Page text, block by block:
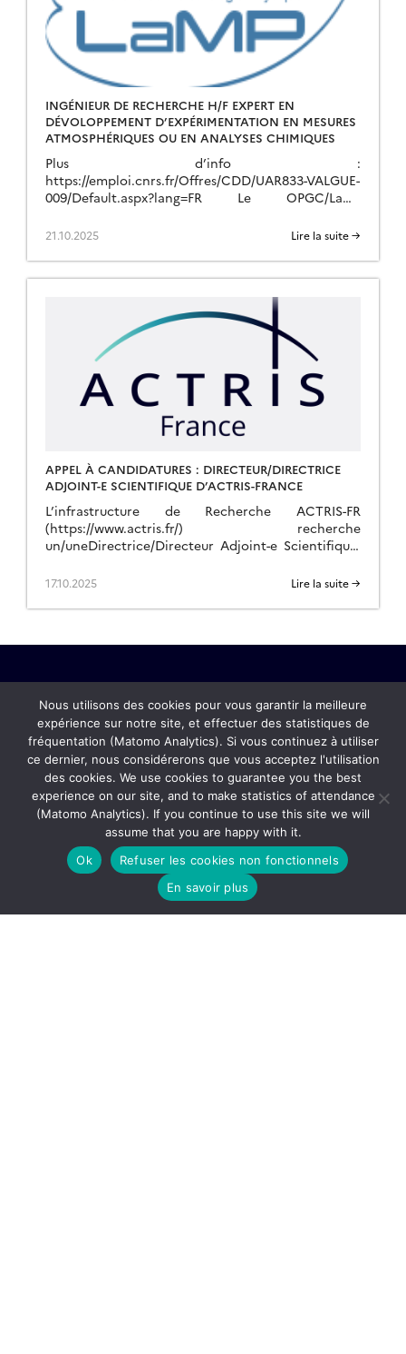
INGÉNIEUR DE RECHERCHE H/F EXPERT EN
DÉVOLOPPEMENT D’EXPÉRIMENTATION EN MESURES
ATMOSPHÉRIQUES OU EN ANALYSES CHIMIQUES
Plus d’info :
https://emploi.cnrs.fr/Offres/CDD/UAR833-VALGUE-
009/Default.aspx?lang=FR Le OPGC/LaMP
dévoloppement d’expérimentation en mesures
l’OPGC/LaMP pour un contrat de deux ans dans le
[…]
21.10.2025 Lire la suite →
APPEL À CANDIDATURES : DIRECTEUR/DIRECTRICE
ADJOINT-E SCIENTIFIQUE D’ACTRIS-FRANCE
L’infrastructure de Recherche ACTRIS-FR
(https://www.actris.fr/) recherche
un/uneDirectrice/Directeur Adjoint-e Scientifique.
gases Research InfraStructure) est une
support des recherches sur […]
17.10.2025 Lire la suite →
Actualités
Contact
CORE ACTRIS-FR
Nous utilisons des cookies pour vous garantir la meilleure
expérience sur notre site, et effectuer des statistiques de
fréquentation (Matomo Analytics). Si vous continuez à utiliser
ce dernier, nous considérerons que vous acceptez l'utilisation
des cookies. We use cookies to guarantee you the best
experience on our site, and to make statistics of attendance
(Matomo Analytics). If you continue to use this site we will
assume that you are happy with it.
Ok
Refuser les cookies non fonctionnels
En savoir plus